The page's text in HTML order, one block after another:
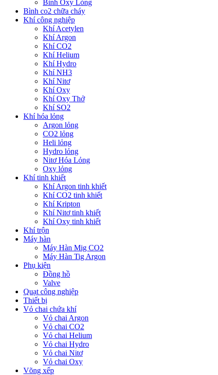
Bình Oxy Lỏng
Bình co2 chữa cháy
Khí công nghiệp
Khí Acetylen
Khí Argon
Khí CO2
Khí Helium
Khí Hydro
Khí NH3
Khí Nitơ
Khí Oxy
Khí Oxy Thở
Khí SO2
Khí hóa lỏng
Argon lỏng
CO2 lỏng
Heli lỏng
Hydro lỏng
Nitơ Hóa Lỏng
Oxy lỏng
Khí tinh khiết
Khí Argon tinh khiết
Khí CO2 tinh khiết
Khí Kripton
Khí Nitơ tinh khiết
Khí Oxy tinh khiết
Khí trộn
Máy hàn
Máy Hàn Mig CO2
Máy Hàn Tig Argon
Phụ kiện
Đồng hồ
Valve
Quạt công nghiệp
Thiết bị
Vỏ chai chứa khí
Vỏ chai Argon
Vỏ chai CO2
Vỏ chai Helium
Vỏ chai Hydro
Vỏ chai Nitơ
Vỏ chai Oxy
Võng xếp